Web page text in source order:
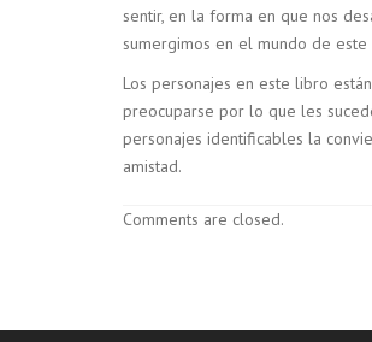
sentir, en la forma en que nos
sumergimos en el mundo de
Los personajes en este libro
preocuparse por lo que les
personajes identificables la
amistad.
Comments are closed.